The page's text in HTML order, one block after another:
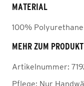
MATERIAL
100% Polyurethane
MEHR ZUM PRODUKT
Artikelnummer:
Pflege: Nur